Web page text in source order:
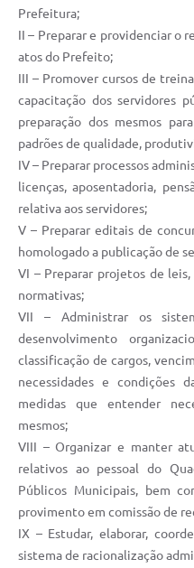
Prefeitura;
II – Preparar e providenciar o
atos do Prefeito;
III – Promover cursos de
capacitação dos servidores
preparação dos mesmos
padrões de qualidade,
IV – Preparar processos
licenças, aposentadoria,
relativa aos servidores;
V – Preparar editais de
homologado a publicação de
VI – Preparar projetos de
normativas;
VII – Administrar os
desenvolvimento
classificação de cargos,
necessidades e condições
medidas que entender
mesmos;
VIII – Organizar e manter
relativos ao pessoal do
Públicos Municipais, bem
provimento em comissão de
IX – Estudar, elaborar,
sistema de racionalização